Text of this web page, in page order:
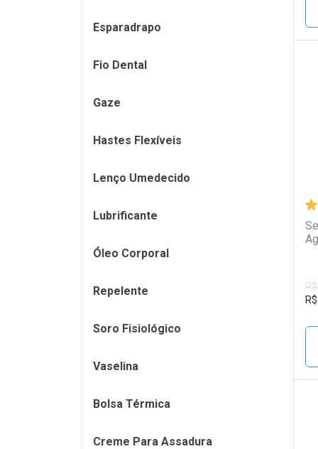
R$
Esparadrapo
Fio Dental
Gaze
Hastes Flexíveis
Lenço Umedecido
Lubrificante
Óleo Corporal
Repelente
Soro Fisiológico
Vaselina
Bolsa Térmica
Creme Para Assadura